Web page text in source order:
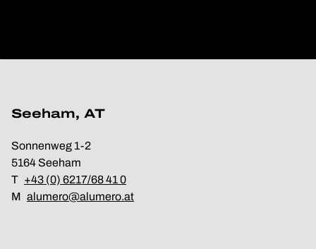
Seeham, AT
Sonnenweg 1-2
5164 Seeham
T +43 (0) 6217/68 41 0
M alumero@alumero.at